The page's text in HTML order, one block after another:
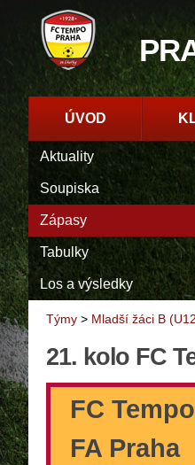
ÚVOD
Aktuality
Soupiska
Zápasy
Tabulky
Los a výsledky
Týmy > Mladší žáci B
21. kolo FC
FC
FA Praha